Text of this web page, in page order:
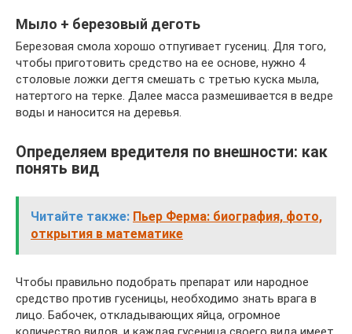
Мыло + березовый деготь
Березовая смола хорошо отпугивает гусениц. Для того,
чтобы приготовить средство на ее основе, нужно 4
столовые ложки дегтя смешать с третью куска мыла,
натертого на терке. Далее масса размешивается в ведре
воды и наносится на деревья.
Определяем вредителя по внешности: как
понять вид
Читайте также: Пьер Ферма: биография, фото,
открытия в математике
Чтобы правильно подобрать препарат или народное
средство против гусеницы, необходимо знать врага в
лицо. Бабочек, откладывающих яйца, огромное